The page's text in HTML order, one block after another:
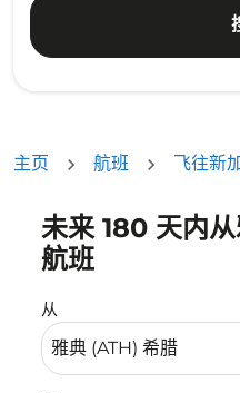
主页 航班 飞往新
未来 180 天内
航班
从
没有符合您的筛选条件的